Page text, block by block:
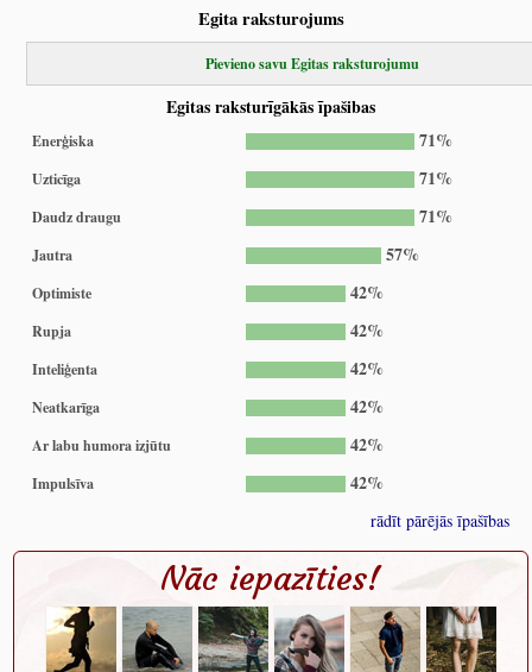
Egita raksturojums
Pievieno savu Egitas raksturojumu
Egitas raksturīgākās īpašibas
Enerģiska 71%
Uzticīga 71%
Daudz draugu 71%
Jautra 57%
Optimiste 42%
Rupja 42%
Inteliģenta 42%
Neatkarīga 42%
Ar labu humora izjūtu 42%
Impulsīva 42%
rādīt pārējās īpašības
Nāc iepazīties!